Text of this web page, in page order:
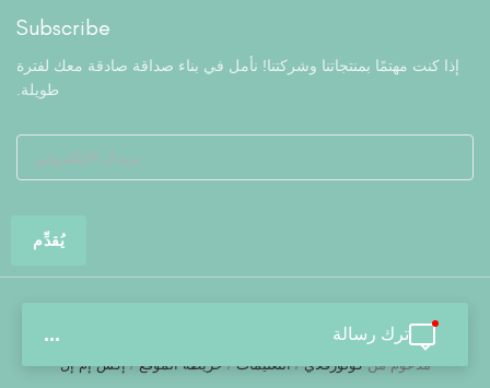
ترك رسالة ...
Subscribe
إذا كنت مهتمًا بمنتجاتنا وشركتنا! نأمل في بناء صداقة صادقة معك لفترة
طويلة.
جميع الحقوق محفوظة © لشركة هيفاي كولورفلاي للقرطاسية المحدودة.
مدعوم منكولورفلاي/التعليمات/خريطة الموقع/إكس إم إل